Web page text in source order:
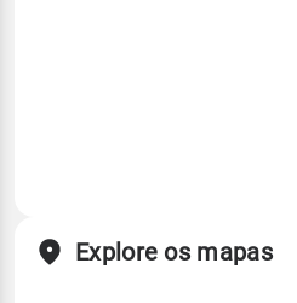
Explore os mapas